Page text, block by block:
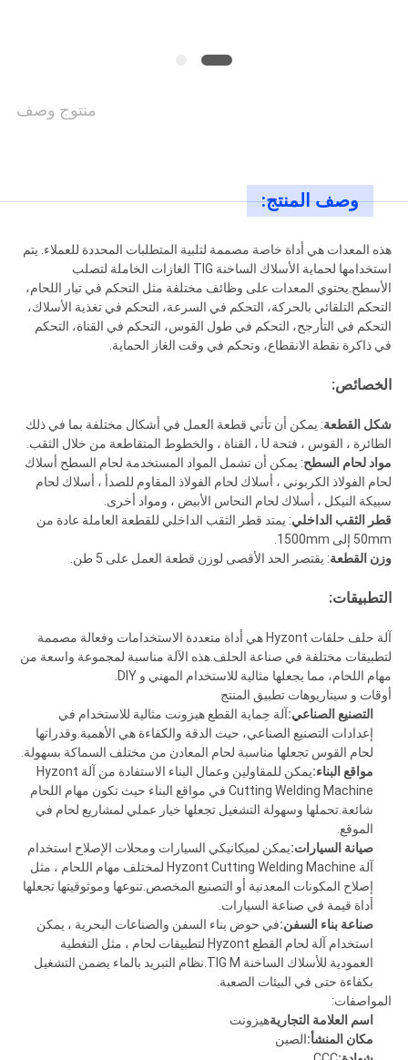
منتوج وصف
وصف المنتج:
هذه المعدات هي أداة خاصة مصممة لتلبية المتطلبات المحددة للعملاء. يتم
استخدامها لحماية الأسلاك الساخنة TIG الغازات الخاملة لتصلب
الأسطح.يحتوي المعدات على وظائف مختلفة مثل التحكم في تيار اللحام،
التحكم التلقائي بالحركة، التحكم في السرعة، التحكم في تغذية الأسلاك،
التحكم في التأرجح، التحكم في طول القوس، التحكم في القناة، التحكم
في ذاكرة نقطة الانقطاع، وتحكم في وقت الغاز الحماية.
الخصائص:
شكل القطعة: يمكن أن تأتي قطعة العمل في أشكال مختلفة بما في ذلك
الطائرة ، القوس ، فتحة U ، القناة ، والخطوط المتقاطعة من خلال الثقب.
مواد لحام السطح: يمكن أن تشمل المواد المستخدمة لحام السطح أسلاك
لحام الفولاذ الكربوني ، أسلاك لحام الفولاذ المقاوم للصدأ ، أسلاك لحام
سبيكة النيكل ، أسلاك لحام النحاس الأبيض ، ومواد أخرى.
قطر الثقب الداخلي: يمتد قطر الثقب الداخلي للقطعة العاملة عادة من
50mm إلى 1500mm.
وزن القطعة: يقتصر الحد الأقصى لوزن قطعة العمل على 5 طن.
التطبيقات:
آلة حلف حلقات Hyzont هي أداة متعددة الاستخدامات وفعالة مصممة
لتطبيقات مختلفة في صناعة الحلف.هذه الآلة مناسبة لمجموعة واسعة من
مهام اللحام، مما يجعلها مثالية للاستخدام المهني و DIY.
أوقات و سيناريوهات تطبيق المنتج
التصنيع الصناعي:آلة حِماية القطع هيزونت مثالية للاستخدام في
إعدادات التصنيع الصناعي، حيث الدقة والكفاءة هي الأهمية.وقدراتها
لحام القوس تجعلها مناسبة لحام المعادن من مختلف السماكة بسهولة.
مواقع البناء:
يمكن للمقاولين وعمال البناء الاستفادة من آلة Hyzont
Cutting Welding Machine في مواقع البناء حيث تكون مهام اللحام
شائعة.تحملها وسهولة التشغيل تجعلها خيار عملي لمشاريع لحام في
الموقع.
صيانة السيارات:يمكن لميكانيكي السيارات ومحلات الإصلاح استخدام
آلة Hyzont Cutting Welding Machine لمختلف مهام اللحام ، مثل
إصلاح المكونات المعدنية أو التصنيع المخصص.تنوعها وموثوقيتها تجعلها
أداة قيمة في صناعة السيارات.
صناعة بناء السفن:في حوض بناء السفن والصناعات البحرية ، يمكن
استخدام آلة لحام القطع Hyzont لتطبيقات لحام ، مثل التغطية
العمودية للأسلاك الساخنة TIG M.نظام التبريد بالماء يضمن التشغيل
بكفاءة حتى في البيئات الصعبة.
المواصفات:
اسم العلامة التجاريةهيزونت
مكان المنشأ:الصين